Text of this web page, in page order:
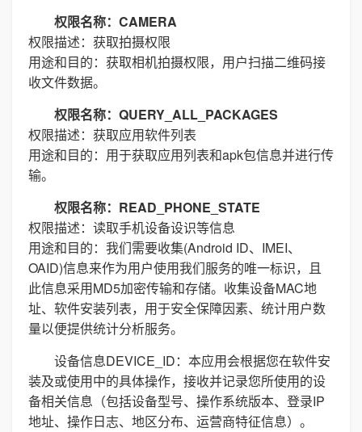
权限名称：CAMERA
权限描述：获取拍摄权限
用途和目的：获取相机拍摄权限，用户扫描二维码接
收文件数据。
权限名称：QUERY_ALL_PACKAGES
权限描述：获取应用软件列表
用途和目的：用于获取应用列表和apk包信息并进行传
输。
权限名称：READ_PHONE_STATE
权限描述：读取手机设备设识等信息
用途和目的：我们需要收集(Android ID、IMEI、
OAID)信息来作为用户使用我们服务的唯一标识，且
此信息采用MD5加密传输和存储。收集设备MAC地
址、软件安装列表，用于安全保障因素、统计用户数
量以便提供统计分析服务。
设备信息DEVICE_ID：本应用会根据您在软件安
装及或使用中的具体操作，接收并记录您所使用的设
备相关信息（包括设备型号、操作系统版本、登录IP
地址、操作日志、地区分布、运营商特征信息）。